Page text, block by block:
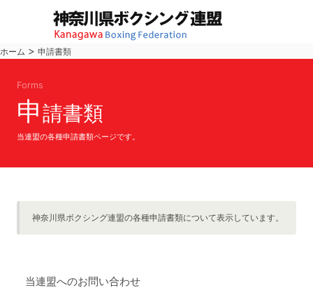
ホーム > 申請書類
Forms
申請書類
当連盟の各種申請書類ページです。
神奈川県ボクシング連盟の各種申請書類について表示しています。
当連盟へのお問い合わせ